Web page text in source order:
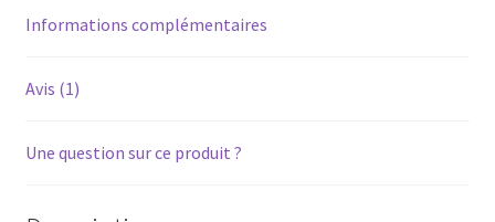
0,55mm
Informations complémentaires
Avis (1)
Une question sur ce produit ?